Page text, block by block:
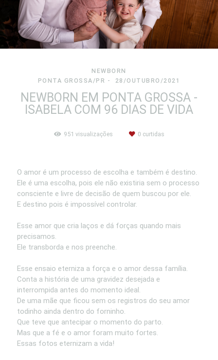
NEWBORN
PONTA GROSSA/PR
28/OUTUBRO/2021
NEWBORN EM PONTA GROSSA -
ISABELA COM 96 DIAS DE VIDA
951 visualizações 0 curtidas
O amor é um processo de escolha e também é destino.
Ele é uma escolha, pois ele não existiria sem o processo
consciente e livre de decisão de quem buscou por ele.
E destino pois é impossível controlar.
Esse amor que cria laços e dá forças quando mais
precisamos.
Ele transborda e nos preenche.
Esse ensaio eterniza a força e o amor dessa família.
Conta a história de uma gravidez desejada e
interrompida antes do momento ideal.
De uma mãe que ficou sem os registros do seu amor
todinho ainda dentro do forninho.
Que teve que antecipar o momento do parto.
Mas que a fé e o amor foram muito fortes.
Essas fotos eternizam a vida!